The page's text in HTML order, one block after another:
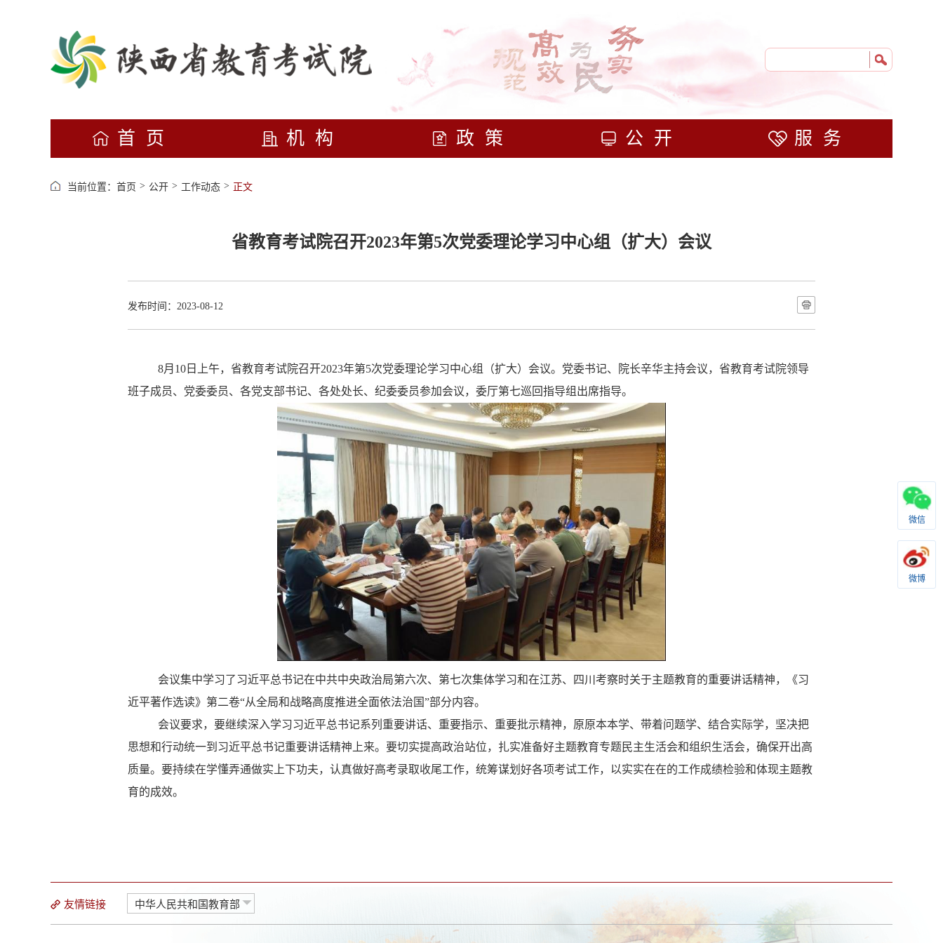
首页 机构 政策 公开 服务
当前位置： 首页 > 公开 > 工作动态 > 正文
省教育考试院召开2023年第5次党委理论学习中心组（扩大）会议
发布时间：2023-08-12
8月10日上午，省教育考试院召开2023年第5次党委理论学习中心组（扩大）会议。党委书记、院长辛华主持会议，省教育考试院领导
班子成员、党委委员、各党支部书记、各处处长、纪委委员参加会议，委厅第七巡回指导组出席指导。
会议集中学习了习近平总书记在中共中央政治局第六次、第七次集体学习和在江苏、四川考察时关于主题教育的重要讲话精神，《习
近平著作选读》第二卷“从全局和战略高度推进全面依法治国”部分内容。
会议要求，要继续深入学习习近平总书记系列重要讲话、重要指示、重要批示精神，原原本本学、带着问题学、结合实际学，坚决把
思想和行动统一到习近平总书记重要讲话精神上来。要切实提高政治站位，扎实准备好主题教育专题民主生活会和组织生活会，确保开出高
质量。要持续在学懂弄通做实上下功夫，认真做好高考录取收尾工作，统筹谋划好各项考试工作，以实实在在的工作成绩检验和体现主题教
育的成效。
友情链接 中华人民共和国教育部
微信
微博